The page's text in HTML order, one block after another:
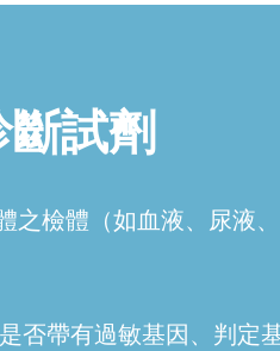
試劑
之檢體（如血液、尿液
否帶有過敏基因、判定